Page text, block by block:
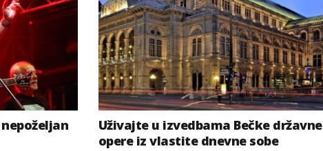
Uživajte u izvedbama Bečke državne
opere iz vlastite dnevne sobe